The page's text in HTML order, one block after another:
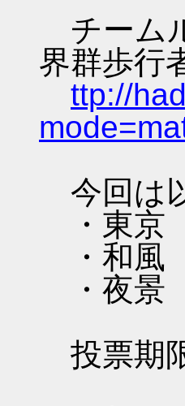
チーム
界群歩行
ttp://
今回は
・東京
・和風
・夜景
投票期